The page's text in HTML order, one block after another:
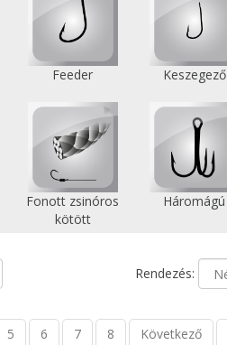
Feeder Keszegező
Fonott zsinóros
kötött
Háromágú
Rendezés:
5 6 7 8 Következő